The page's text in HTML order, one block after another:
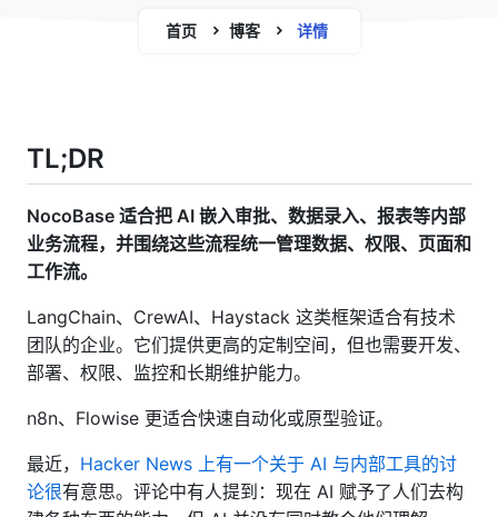
首页 博客 详情
TL;DR
NocoBase 适合把 AI 嵌入审批、数据录入、报表等内部
业务流程，并围绕这些流程统一管理数据、权限、页面和
工作流。
LangChain、CrewAI、Haystack 这类框架适合有技术
团队的企业。它们提供更高的定制空间，但也需要开发、
部署、权限、监控和长期维护能力。
n8n、Flowise 更适合快速自动化或原型验证。
最近， Hacker News 上有一个关于 AI 与内部工具的讨
论很有意思。评论中有人提到：现在 AI 赋予了人们去构